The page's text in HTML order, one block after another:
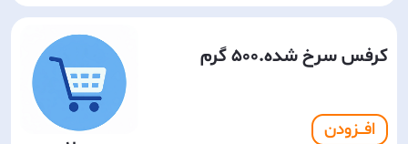
کرفس سرخ شده.500 گرم
افـــزودن